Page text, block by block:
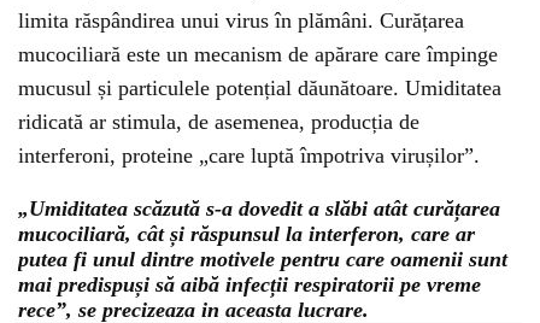
limita răspândirea unui virus în plămâni. Curățarea
mucociliară este un mecanism de apărare care împinge
mucusul și particulele potențial dăunătoare. Umiditatea
ridicată ar stimula, de asemenea, producția de
interferoni, proteine „care luptă împotriva virușilor”.
„Umiditatea scăzută s-a dovedit a slăbi atât curățarea
mucociliară, cât și răspunsul la interferon, care ar
putea fi unul dintre motivele pentru care oamenii sunt
mai predispuși să aibă infecții respiratorii pe vreme
rece”, se precizeaza in aceasta lucrare.